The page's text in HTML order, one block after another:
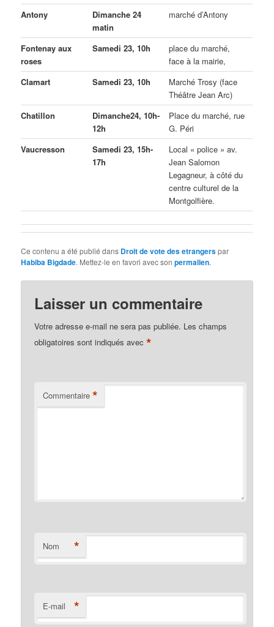
Antony
Dimanche 24
matin
marché d’Antony
Fontenay aux
roses
Samedi 23, 10h
place du marché,
face à la mairie,
Clamart
Samedi 23, 10h
Marché Trosy (face
Théâtre Jean Arc)
Chatillon
Dimanche24, 10h-
12h
Place du marché, rue
G. Péri
Vaucresson
Samedi 23, 15h-
17h
Local « police » av.
Jean Salomon
Legagneur, à côté du
centre culturel de la
Montgolfière.
Ce contenu a été publié dans Droit de vote des etrangerspar
Habiba Bigdade. Mettez-le en favori avec sonpermalien.
Laisser un commentaire
Votre adresse e-mail ne sera pas publiée. Les champs
obligatoires sont indiqués avec*
Commentaire *
Nom *
E-mail *